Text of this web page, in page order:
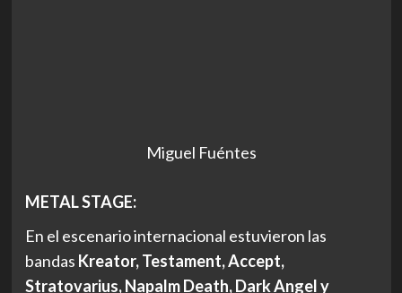
Miguel Fuéntes
METAL STAGE:
En el escenario internacional estuvieron las
bandas Kreator, Testament, Accept,
Stratovarius, Napalm Death, Dark Angel y